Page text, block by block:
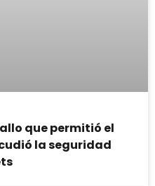
que permitió el
la seguridad